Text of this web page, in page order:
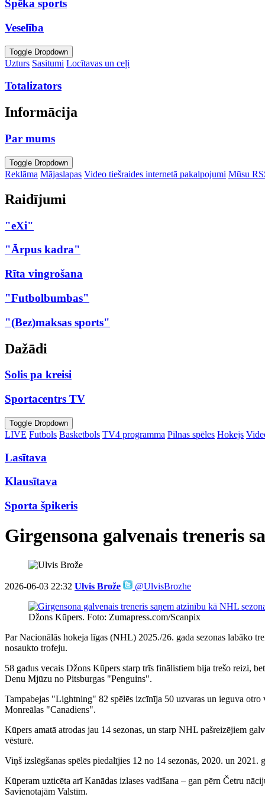
Spēka sports
Veselība
Toggle Dropdown
Uzturs Sasitumi Locītavas un ceļi
Totalizators
Informācija
Par mums
Toggle Dropdown
Reklāma Mājaslapas Video tiešraides internetā pakalpojumi Mūsu
Raidījumi
"eXi"
"Ārpus kadra"
Rīta vingrošana
"Futbolbumbas"
"(Bez)maksas sports"
Dažādi
Solis pa kreisi
Sportacentrs TV
Toggle Dropdown
LIVE Futbols Basketbols TV4 programma Pilnas spēles Hokejs
Lasītava
Klausītava
Sporta špikeris
Girgensona galvenais treneris
2026-06-03 22:32 Ulvis Brože @UlvisBrozhe
Džons Kūpers. Foto: Zumapress.com/Scanpix
Par Nacionālās hokeja līgas (NHL) 2025./26. gada sezonas labāko
nosaukto trofeju.
58 gadus vecais Džons Kūpers starp trīs finālistiem bija trešo reizi,
Denu Mjūzu no Pitsburgas "Penguins".
Tampabejas "Lightning" 82 spēlēs izcīnīja 50 uzvaras un ieguva
Monreālas "Canadiens".
Kūpers amatā atrodas jau 14 sezonas, un starp NHL pašreizējiem
vēsturē.
Viņš izslēgšanas spēlēs piedalījies 12 no 14 sezonās, 2020. un 2021.
Kūperam uzticēta arī Kanādas izlases vadīšana – gan pērn Četru
Savienotajām Valstīm.